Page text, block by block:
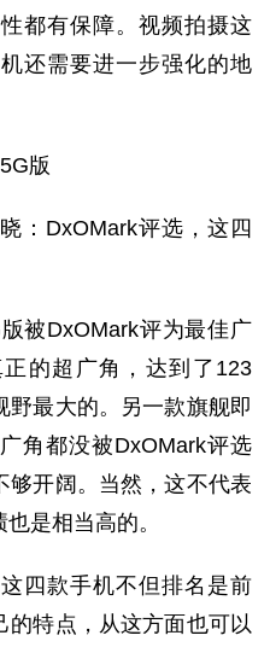
都有保障。视频拍摄这
还需要进一步强化的地
版
被DxOMark评为最佳广
的超广角，达到了123
野最大的。另一款旗舰即
角都没被DxOMark评选
够开阔。当然，这不代表
是相当高的。
四款手机不但排名是前
的特点，从这方面也可以